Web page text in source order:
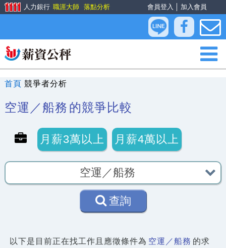
會員登入 加入會員
人力銀行 職涯大師 落點分析
首頁 競爭者分析
空運／船務 的競爭比較
月薪3萬以上 月薪4萬以上
查詢
以下是目前正在找工作且應徵條件為 空運／船務 的求